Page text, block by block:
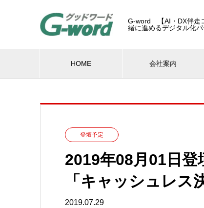
G-word 【AI・DX伴走
緒に進めるデジタル化
HOME 会社案内
登壇予定
2019年08月01日
「キャッシュレス
2019.07.29